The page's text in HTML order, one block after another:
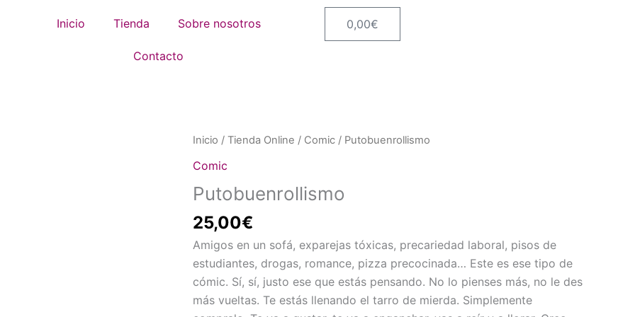
Inicio Tienda Sobre nosotros
Contacto
0,00€Carrito
Inicio / Tienda Online / Comic / Putobuenrollismo
Comic
Putobuenrollismo
25,00€
Amigos en un sofá, exparejas tóxicas, precariedad laboral, pisos de
estudiantes, drogas, romance, pizza precocinada… Este es ese tipo de
cómic. Sí, sí, justo ese que estás pensando. No lo pienses más, no le des
más vueltas. Te estás llenando el tarro de mierda. Simplemente
Putobuenrollismo
cantidad